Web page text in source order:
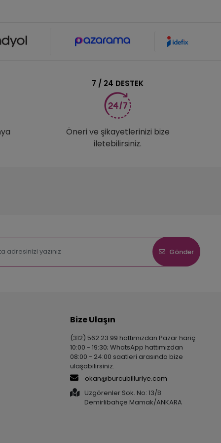
7 / 24 DESTEK
Öneri ve şikayetlerinizi bize
iletebilirsiniz.
Gönder
Bize Ulaşın
(312) 562 23 99 hattımızdan Pazar hariç
10:00 - 19:30; WhatsApp hattımızdan
08:00 - 24:00 saatleri arasında bize
ulaşabilirsiniz.
okan@burcubilluriye.com
Uzgörenler Sok. No: 13/B
Demirlibahçe Mamak/ANKARA